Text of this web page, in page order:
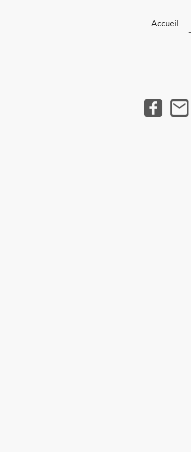
Accueil